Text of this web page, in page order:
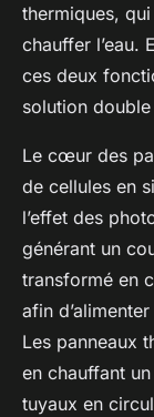
thermiques,
chauffer l’eau.
ces deux
solution double
Le cœur des
de cellules en
l’effet des
générant un
transformé en
afin
Les panneaux
en chauffant
tuyaux en